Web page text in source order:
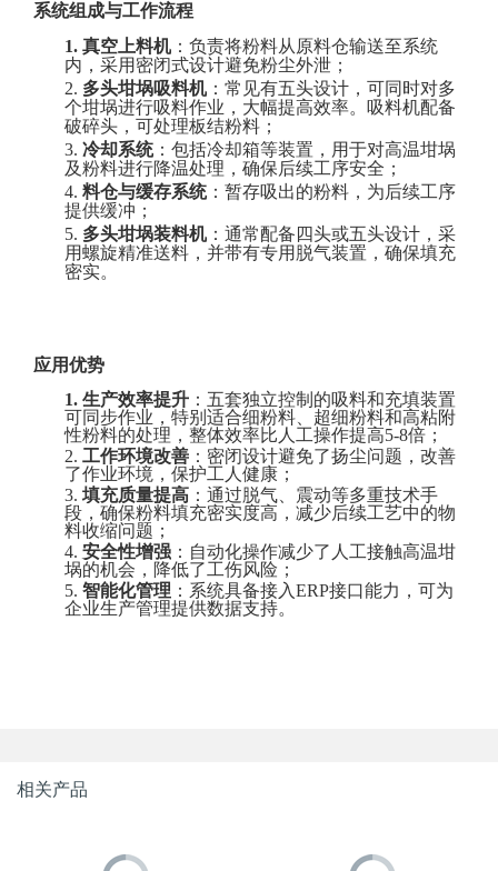
系统组成与工作流程
1. 真空上料机 ‌：负责将粉料从原料仓输送至系统
内，采用密闭式设计避免粉尘外泄 ；
2. 多头坩埚吸料机 ‌：常见有五头设计，可同时对多
个坩埚进行吸料作业，大幅提高效率。吸料机配备
破碎头，可处理板结粉料 ；
3. 冷却系统 ‌：包括冷却箱等装置，用于对高温坩埚
及粉料进行降温处理，确保后续工序安全 ；
4. 料仓与缓存系统 ‌：暂存吸出的粉料，为后续工序
提供缓冲 ；
5. 多头坩埚装料机 ‌：通常配备四头或五头设计，采
用螺旋精准送料，并带有专用脱气装置，确保填充
密实‌。
应用优势
1. 生产效率提升 ‌：五套独立控制的吸料和充填装置
可同步作业，特别适合细粉料、超细粉料和高粘附
性粉料的处理，整体效率比人工操作提高5-8倍 ；
2. 工作环境改善 ‌：密闭设计避免了扬尘问题，改善
了作业环境，保护工人健康 ；
3. 填充质量提高 ‌：通过脱气、震动等多重技术手
段，确保粉料填充密实度高，减少后续工艺中的物
料收缩问题 ；
4. 安全性增强 ‌：自动化操作减少了人工接触高温坩
埚的机会，降低了工伤风险 ；
5. 智能化管理 ‌：系统具备接入ERP接口能力，可为
企业生产管理提供数据支持。
相关产品